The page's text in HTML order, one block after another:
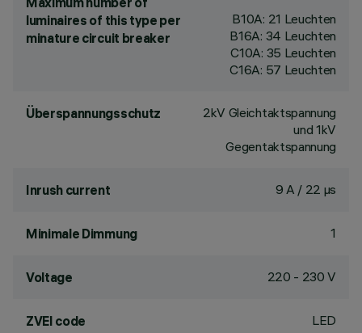
luminaires of this type per
minature circuit breaker
B10A: 21 Leuchten
B16A: 34 Leuchten
C10A: 35 Leuchten
C16A: 57 Leuchten
Überspannungsschutz
2kV Gleichtaktspannung
und 1kV
Gegentaktspannung
Inrush current 9 A / 22 µs
Minimale Dimmung 1
Voltage 220 - 230 V
ZVEI code LED